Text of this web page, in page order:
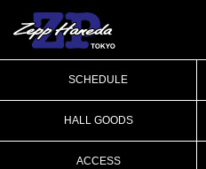
SCHEDULE
HALL GOODS
ACCESS